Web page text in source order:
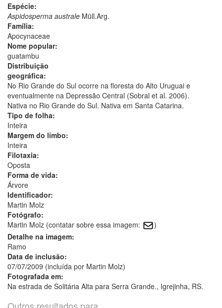
Espécie:
Aspidosperma australe Müll.Arg.
Família:
Apocynaceae
Nome popular:
guatambu
Distribuição
geográfica:
No Rio Grande do Sul ocorre na floresta do Alto Uruguai e
eventualmente na Depressão Central (Sobral et al. 2006).
Nativa no Rio Grande do Sul. Nativa em Santa Catarina.
Tipo de folha:
Inteira
Margem do limbo:
Inteira
Filotaxia:
Oposta
Forma de vida:
Árvore
Identificador:
Martin Molz
Fotógrafo:
Martin Molz (contatar sobre essa imagem:
)
Detalhe na imagem:
Ramo
Data de inclusão:
07/07/2009 (incluída por Martin Molz)
Fotografada em:
Na estrada de Solitária Alta para Serra Grande., Igrejinha, RS.